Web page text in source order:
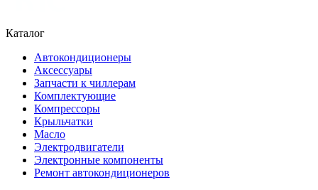
Каталог
Автокондиционеры
Аксессуары
Запчасти к чиллерам
Комплектующие
Компрессоры
Крыльчатки
Масло
Электродвигатели
Электронные компоненты
Ремонт автокондиционеров